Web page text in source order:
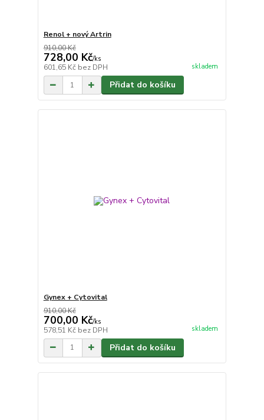
Renol + nový Artrin
910,00 Kč
728,00 Kč/ks
601,65 Kč bez DPH skladem
Přidat do košíku
Gynex + Cytovital
910,00 Kč
700,00 Kč/ks
578,51 Kč bez DPH skladem
Přidat do košíku